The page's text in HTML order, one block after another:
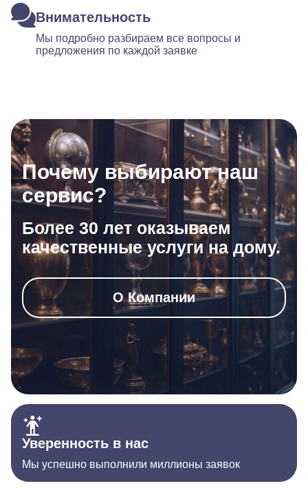
Внимательность
Мы подробно разбираем все вопросы и
предложения по каждой заявке
Почему выбирают наш
сервис?
Более 30 лет оказываем
качественные услуги на дому.
О Компании
Уверенность в нас
Мы успешно выполнили миллионы заявок